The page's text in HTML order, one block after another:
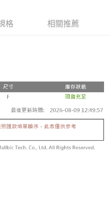
「AFTEE先享後付」服務完成之交
人或監護人之同意方可使用
引起之損失，本公司不負相關責
個別帳號之用戶狀況，依本公司即
不足之情形，本公司將視審查結果
之使用額度並採取法律行動。
格 相關推薦